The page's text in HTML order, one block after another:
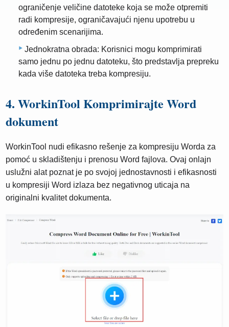
ograničenje veličine datoteke koja se može otpremiti
radi kompresije, ograničavajući njenu upotrebu u
određenim scenarijima.
Jednokratna obrada: Korisnici mogu komprimirati
samo jednu po jednu datoteku, što predstavlja prepreku
kada više datoteka treba kompresiju.
4. WorkinTool Komprimirajte Word
dokument
WorkinTool nudi efikasno rešenje za kompresiju Worda za
pomoć u skladištenju i prenosu Word fajlova. Ovaj onlajn
uslužni alat poznat je po svojoj jednostavnosti i efikasnosti
u kompresiji Word izlaza bez negativnog uticaja na
originalni kvalitet dokumenta.